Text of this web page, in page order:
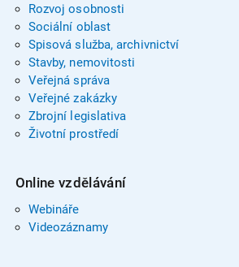
Rozvoj osobnosti
Sociální oblast
Spisová služba, archivnictví
Stavby, nemovitosti
Veřejná správa
Veřejné zakázky
Zbrojní legislativa
Životní prostředí
Online vzdělávání
Webináře
Videozáznamy